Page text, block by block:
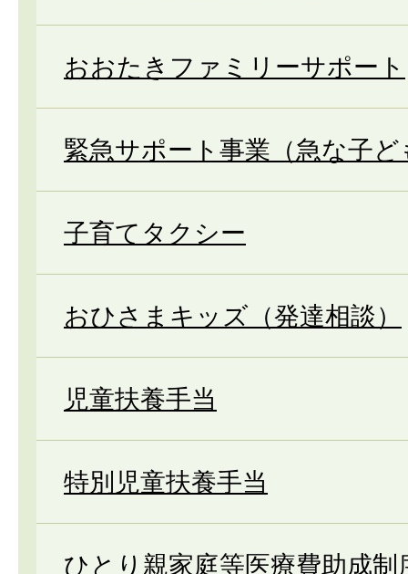
おおたきファミリーサポート
緊急サポート事業（急な子
子育てタクシー
おひさまキッズ（発達相談）
児童扶養手当
特別児童扶養手当
ひとり親家庭等医療費助成制